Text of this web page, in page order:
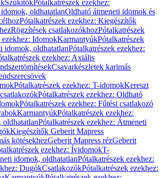
SzűkítőkPótalkatrészek ezekhez:
oldhatatlanOldható átmeneti idomok és
Pótalkatrészek ezekhez: Kiegészítők
Rögzítések csatlakozókhozPótalkatrészek
ezekhez: IdomokKarmantyúkPótalkatrészek
idomok, oldhatatlanPótalkatrészek ezekhez:
ezekhez: Axiális
Csavarkészletek karimás
Pótalkatrészek ezekhez: T-idomokKereszt
Pótalkatrészek ezekhez: Oldható
Pótalkatrészek ezekhez: Fűtési csatlakozó
KarmantyúkPótalkatrészek ezekhez:
Pótalkatrészek ezekhez: Átmeneti
Kiegészítők Geberit Mapress
kötésekhezGeberit Mapress rézGeberit
ezekhez: ÍvidomokT-
idomok, oldhatatlanPótalkatrészek ezekhez:
DugókCsatlakozókPótalkatrészek ezekhez: